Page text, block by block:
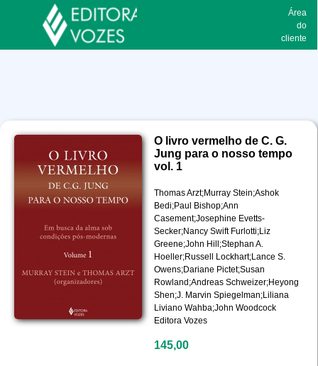
Área
do
cliente
O livro vermelho de C. G.
Jung para o nosso tempo
vol. 1
Thomas Arzt;Murray Stein;Ashok
Bedi;Paul Bishop;Ann
Casement;Josephine Evetts-
Secker;Nancy Swift Furlotti;Liz
Greene;John Hill;Stephan A.
Hoeller;Russell Lockhart;Lance S.
Owens;Dariane Pictet;Susan
Rowland;Andreas Schweizer;Heyong
Shen;J. Marvin Spiegelman;Liliana
Liviano Wahba;John Woodcock
Editora Vozes
145,00